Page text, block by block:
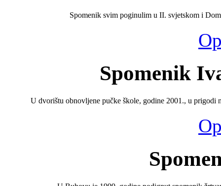
Spomenik svim poginulim u II. svjetskom i
Spomenik
U dvorištu obnovljene pučke škole, godine 2001., u prigodi